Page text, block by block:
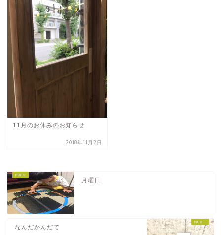
11月のお休みのお知らせ
2018年11月2日
月曜日
なんだかんだで